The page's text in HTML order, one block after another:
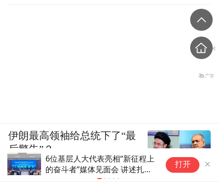
昭苏县7.7万亩亚麻迎来采收季
特色产业铺就农户增收路
打开
伊朗最高领袖给总统下了“最
后警告”？